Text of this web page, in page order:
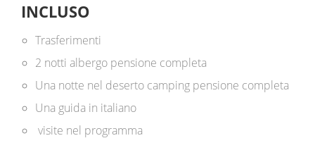
INCLUSO
Trasferimenti
2 notti albergo pensione completa
Una notte nel deserto camping pensione completa
Una guida in italiano
visite nel programma